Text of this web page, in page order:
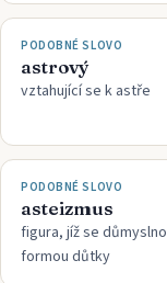
PODOBNÉ SLOVO
astrový
vztahující se k astře
PODOBNÉ SLOVO
asteizmus
figura, jíž se
formou důtky